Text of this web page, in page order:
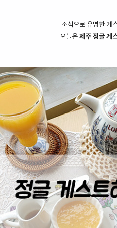
조식으로 유명한 게
오늘은 제주 정글 게